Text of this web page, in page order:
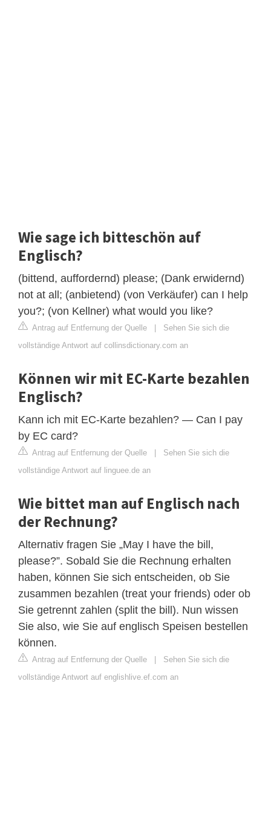
Wie sage ich bitteschön auf
Englisch?
(bittend, auffordernd) please; (Dank erwidernd)
not at all; (anbietend) (von Verkäufer) can I help
you?; (von Kellner) what would you like?
Antrag auf Entfernung der Quelle | Sehen Sie sich die
vollständige Antwort auf collinsdictionary.com an
Können wir mit EC-Karte bezahlen
Englisch?
Kann ich mit EC-Karte bezahlen? — Can I pay
by EC card?
Antrag auf Entfernung der Quelle | Sehen Sie sich die
vollständige Antwort auf linguee.de an
Wie bittet man auf Englisch nach
der Rechnung?
Alternativ fragen Sie „May I have the bill,
please?”. Sobald Sie die Rechnung erhalten
haben, können Sie sich entscheiden, ob Sie
zusammen bezahlen (treat your friends) oder ob
Sie getrennt zahlen (split the bill). Nun wissen
Sie also, wie Sie auf englisch Speisen bestellen
können.
Antrag auf Entfernung der Quelle | Sehen Sie sich die
vollständige Antwort auf englishlive.ef.com an